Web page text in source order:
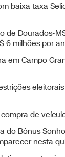
baixa taxa
de Dourados-
6 milhões por
em Campo
de
do Bônus
nesta